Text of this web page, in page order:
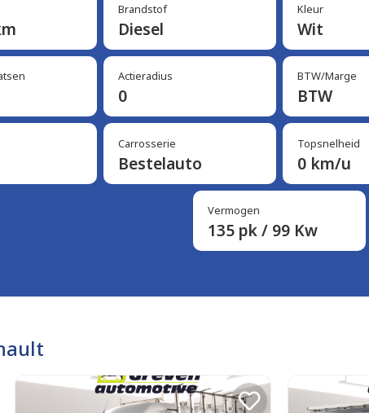
Brandstof
Diesel
Kleur
Wit
Actieradius
0
BTW/Marge
BTW
Carrosserie
Bestelauto
Topsnelheid
0 km/u
Vermogen
135 pk / 99 Kw